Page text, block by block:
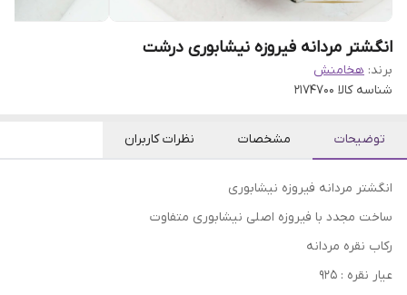
انگشتر مردانه فیروزه نیشابوری درشت
برند: هخامنش
شناسه کالا 2174700
توضیحات مشخصات نظرات کاربران
انگشتر مردانه فیروزه نیشابوری
ساخت مجدد با فیروزه اصلی نیشابوری متفاوت
رکاب نقره مردانه
عیار نقره : 925